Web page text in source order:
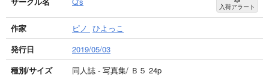
入荷アラート
作家 ピノ ひよっこ
発行日
2019/05/03
種別/サイズ
同人誌 - 写真集/ Ｂ５ 24p